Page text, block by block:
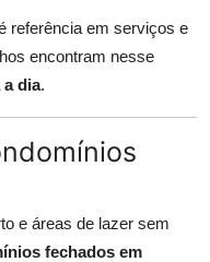
referência em serviços e
encontram nesse
dia.
e áreas de lazer sem
fechados em